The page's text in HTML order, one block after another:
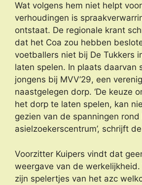
Wat volgens hem niet helpt
verhoudingen is
ontstaat. De regionale krant
dat het Coa zou hebben
voetballers niet bij De Tukkers
laten spelen. In plaats daarvan
jongens bij MVV’29, een
naastgelegen dorp. ‘De keuze
het dorp te laten spelen, kan
gezien van de spanningen rond
asielzoekerscentrum’, schrijft
Voorzitter Kuipers vindt dat
weergave van de werkelijkheid.
zijn spelertjes van het azc